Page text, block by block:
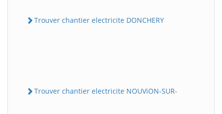
Trouver chantier electricite DONCHERY
Trouver chantier electricite NOUViON-SUR-